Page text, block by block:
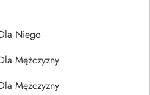
Niego
Mężczyzny
Mężczyzny